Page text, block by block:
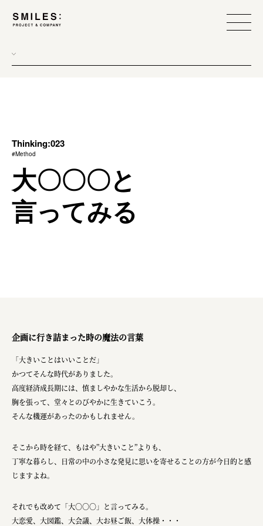
scope
process
team management
method
Thinking:023
#Method
大〇〇〇と
言ってみる
企画に行き詰まった時の魔法の言葉
「大きいことはいいことだ」
かつてそんな時代がありました。
高度経済成長期には、慎ましやかな生活から脱却し、
胸を張って、堂々とのびやかに生きていこう。
そんな機運があったのかもしれません。
そこから時を経て、もはや”大きいこと”よりも、
丁寧な暮らし、日常の中の小さな発見に思いを寄せることの方が今日的と感
じますよね。
それでも改めて「大〇〇〇」と言ってみる。
大恋愛、大図鑑、大会議、大お昼ご飯、大体操・・・